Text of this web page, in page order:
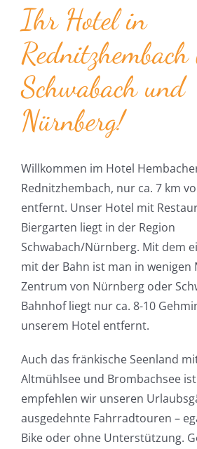
Ihr Hotel in
Rednitzhembach
Schwabach und
Nürnberg!
Willkommen im Hotel
Rednitzhembach, nur ca. 7 km
entfernt. Unser Hotel mit
Biergarten liegt in der Region
Schwabach/Nürnberg. Mit dem
mit der Bahn ist man in wenigen
Zentrum von Nürnberg oder
Bahnhof liegt nur ca. 8-10
unserem Hotel entfernt.
Auch das fränkische Seenland
Altmühlsee und Brombachsee
empfehlen wir unseren
ausgedehnte Fahrradtouren –
Bike oder ohne Unterstützung.